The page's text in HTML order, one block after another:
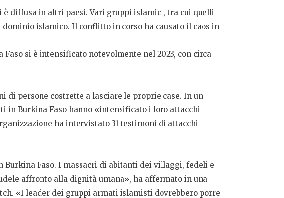
è diffusa in altri paesi. Vari gruppi islamici, tra cui quelli
islamico. Il conflitto in corso ha causato il caos in
si è intensificato notevolmente nel 2023, con circa
di persone costrette a lasciare le proprie case. In un
in Burkina Faso hanno «intensificato i loro attacchi
ha intervistato 31 testimoni di attacchi
Burkina Faso. I massacri di abitanti dei villaggi, fedeli e
affronto alla dignità umana», ha affermato in una
«I leader dei gruppi armati islamisti dovrebbero porre